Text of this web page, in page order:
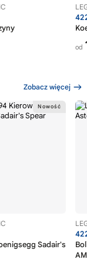
od
Zobacz więcej
Sadair's